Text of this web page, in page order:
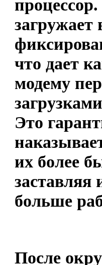
загружает
что дает
модему
Это
их более
больше
После